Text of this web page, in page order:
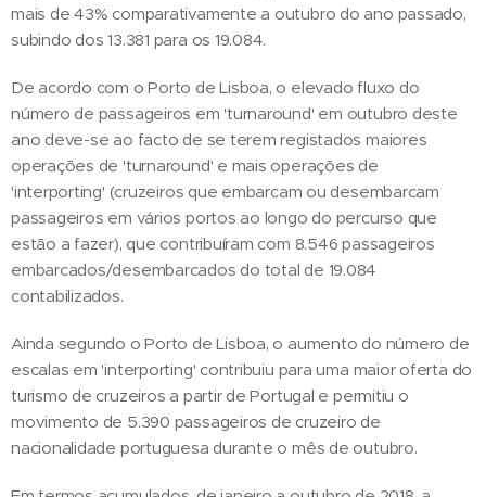
mais de 43% comparativamente a outubro do ano passado,
subindo dos 13.381 para os 19.084.
De acordo com o Porto de Lisboa, o elevado fluxo do
número de passageiros em 'turnaround' em outubro deste
ano deve-se ao facto de se terem registados maiores
operações de 'turnaround' e mais operações de
'interporting' (cruzeiros que embarcam ou desembarcam
passageiros em vários portos ao longo do percurso que
estão a fazer), que contribuíram com 8.546 passageiros
embarcados/desembarcados do total de 19.084
contabilizados.
Ainda segundo o Porto de Lisboa, o aumento do número de
escalas em 'interporting' contribuiu para uma maior oferta do
turismo de cruzeiros a partir de Portugal e permitiu o
movimento de 5.390 passageiros de cruzeiro de
nacionalidade portuguesa durante o mês de outubro.